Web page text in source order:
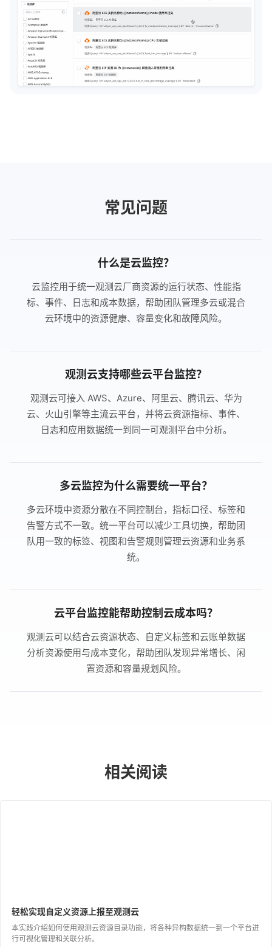
常见问题
什么是云监控？
云监控用于统一观测云厂商资源的运行状态、性能指
标、事件、日志和成本数据，帮助团队管理多云或混合
云环境中的资源健康、容量变化和故障风险。
观测云支持哪些云平台监控？
观测云可接入 AWS、Azure、阿里云、腾讯云、华为
云、火山引擎等主流云平台，并将云资源指标、事件、
日志和应用数据统一到同一可观测平台中分析。
多云监控为什么需要统一平台？
多云环境中资源分散在不同控制台，指标口径、标签和
告警方式不一致。统一平台可以减少工具切换，帮助团
队用一致的标签、视图和告警规则管理云资源和业务系
统。
云平台监控能帮助控制云成本吗？
观测云可以结合云资源状态、自定义标签和云账单数据
分析资源使用与成本变化，帮助团队发现异常增长、闲
置资源和容量规划风险。
相关阅读
轻松实现自定义资源上报至观测云
本实践介绍如何使用观测云资源目录功能，将各种异构数据统一到一个平台进
行可视化管理和关联分析。